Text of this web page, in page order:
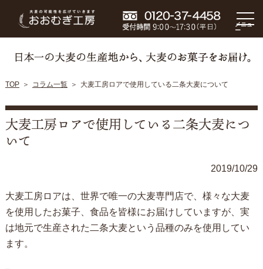
メニュ
ー
TOP コラム一覧 大麦工房ロアで使用している二条大麦について
大麦工房ロアで使用している二条大麦につ
いて
2019/10/29
大麦工房ロアは、世界で唯一の大麦専門店で、様々な大麦
を使用したお菓子、食品を皆様にお届けしていますが、実
は地元で生産された二条大麦という品種のみを使用してい
ます。